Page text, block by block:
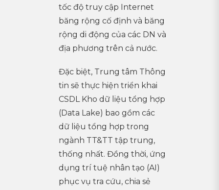
tốc độ truy cập Internet
băng rộng cố định và băng
rộng di động của các DN và
địa phương trên cả nước.
Đặc biệt, Trung tâm Thông
tin sẽ thực hiện triển khai
CSDL Kho dữ liệu tổng hợp
(Data Lake) bao gồm các
dữ liệu tổng hợp trong
ngành TT&TT tập trung,
thống nhất. Đồng thời, ứng
dụng trí tuệ nhân tạo (AI)
phục vụ tra cứu, chia sẻ